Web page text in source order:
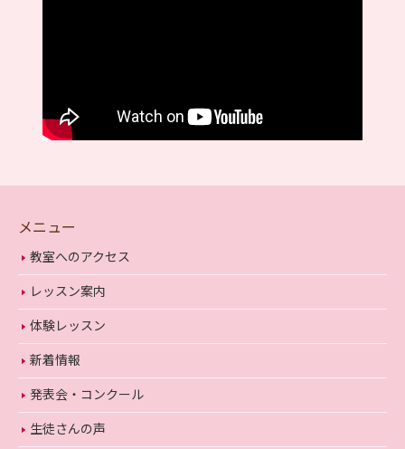
メニュー
教室へのアクセス
レッスン案内
体験レッスン
新着情報
発表会・コンクール
生徒さんの声